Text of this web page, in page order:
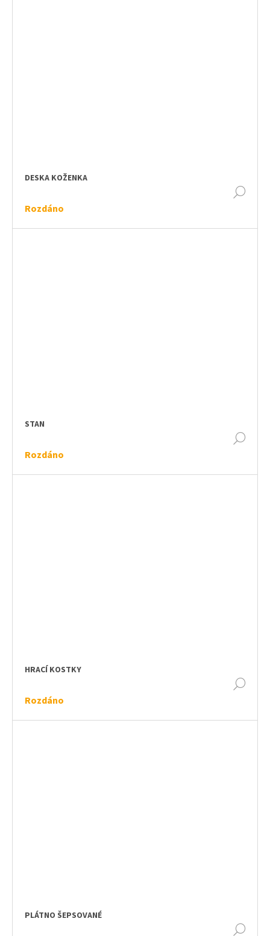
DESKA KOŽENKA
Rozdáno
STAN
Rozdáno
HRACÍ KOSTKY
Rozdáno
PLÁTNO ŠEPSOVANÉ